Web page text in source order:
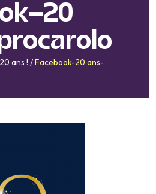
20
ans ! /Facebook-20 ans-